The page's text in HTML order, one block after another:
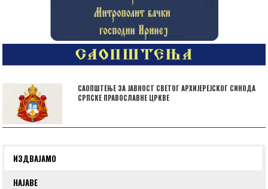
САОПШТЕЊЕ ЗА ЈАВНОСТ СВЕТОГ АРХИЈЕРЕЈСКОГ СИНОДА
СРПСКЕ ПРАВОСЛАВНЕ ЦРКВЕ
ИЗДВАЈАМО
НАЈАВЕ